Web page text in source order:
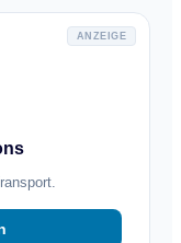
ANZEIGE